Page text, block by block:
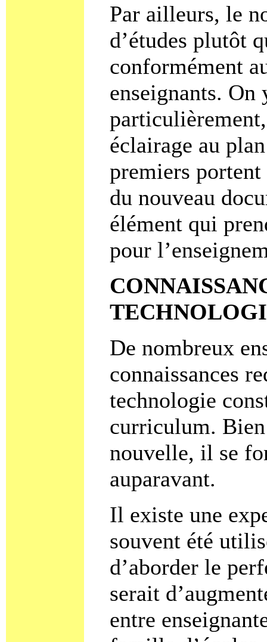
Par ailleurs, le
d’études plutôt
conformément
enseignants. On
éclairage au
premiers
du nouveau
élément qui
pour
De nombreux
connaissances
technologie
curriculum. Bien
nouvelle, il se
auparavant.
Il existe une
souvent été
d’aborder le
serait
entre